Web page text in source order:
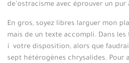
de’ostracisme avec éprouver un pur
En gros, soyez libres larguer mon
mais de un texte accompli. Dans les
í votre disposition, alors que
sept hétérogènes chrysalides.